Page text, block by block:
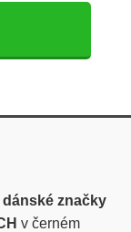
dánské značky
v černém